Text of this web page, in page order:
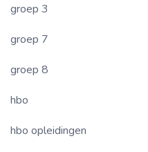
groep 3
groep 7
groep 8
hbo
hbo opleidingen